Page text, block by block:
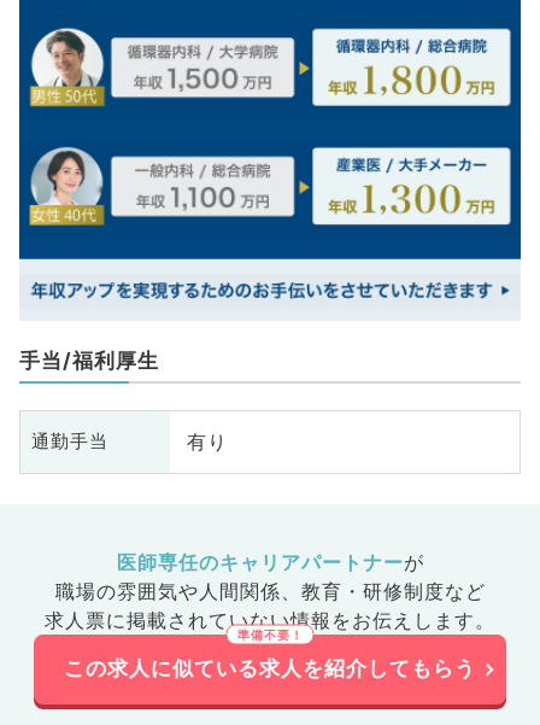
手当/福利厚生
通勤手当 有り
医師専任のキャリアパートナーが
職場の雰囲気や人間関係、 教育・研修制度など
求人票に掲載されていない情報をお伝えします。
この求人に似ている求人を紹介してもらう